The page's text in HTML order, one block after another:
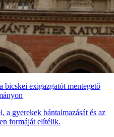
bicskei exigazgatót mentegető
a gyerekek bántalmazását és az
formáját elítélik.